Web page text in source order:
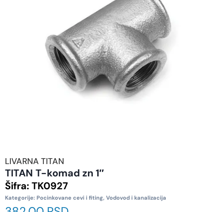
LIVARNA TITAN
TITAN T-komad zn 1″
Šifra:TK0927
Kategorije: Pocinkovane cevi i fiting, Vodovod i kanalizacija